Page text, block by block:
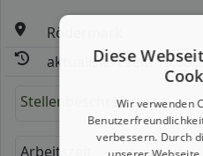
Rödermark
aktualisiert seit:
Stellenbeschreibung:
Arbeitszeit
Diese
Wir verwenden
verbessern. Durch